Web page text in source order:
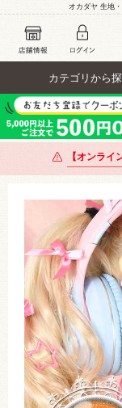
オカダヤ 生地
カテゴリから
【オンラ